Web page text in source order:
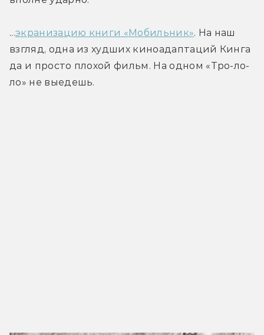
...экранизацию книги «Мобильник». На наш
взгляд, одна из худших киноадаптаций Кинга
да и просто плохой фильм. На одном «Тро-ло-
ло» не выедешь.